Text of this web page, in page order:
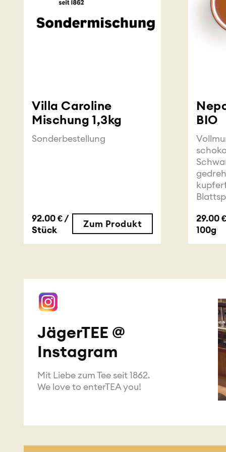
Villa Caroline
Mischung 1,3kg
Sonderbestellung
92.00 € /
Stück
Zum Produkt
BIO
29.00
100g
JägerTEE @
Instagram
Mit Liebe zum Tee seit 1862.
We love to enterTEA you!